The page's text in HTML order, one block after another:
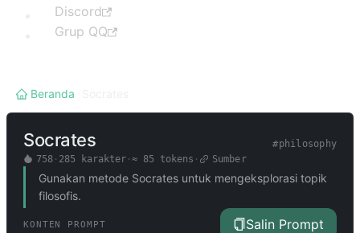
Discord
Grup QQ
Beranda
Socrates #philosophy
758· 285 karakter· ≈ 85 tokens · Sumber
Gunakan metode Socrates untuk mengeksplorasi topik
filosofis.
KONTEN PROMPT Salin Prompt